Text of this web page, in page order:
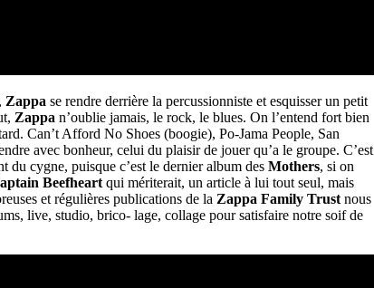
Zappa se rendre derrière la percussionniste et esquisser un petit
Zappa n’oublie jamais, le rock, le blues. On l’entend fort bien
Can’t Afford No Shoes (boogie), Po-Jama People, San
avec bonheur, celui du plaisir de jouer qu’a le groupe. C’est
du cygne, puisque c’est le dernier album des Mothers, si on
Beefheart qui mériterait, un article à lui tout seul, mais
et régulières publications de la Zappa Family Trust nous
live, studio, brico- lage, collage pour satisfaire notre soif de